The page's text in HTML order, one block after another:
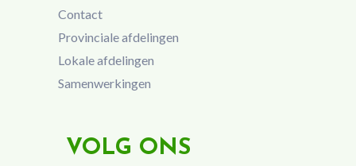
Contact
Provinciale afdelingen
Lokale afdelingen
Samenwerkingen
VOLG ONS